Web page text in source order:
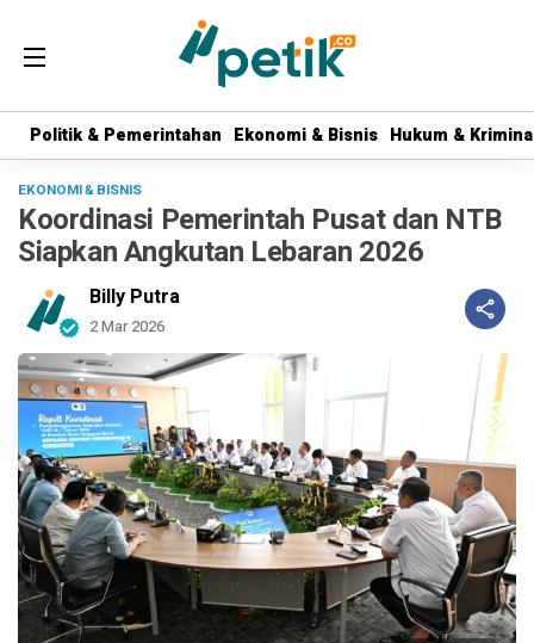
Politik & Pemerintahan Ekonomi & Bisnis Hukum &
Politik & Pemerintahan Ekonomi & Bisnis Hukum &
EKONOMI & BISNIS
Koordinasi Pemerintah Pusat dan NTB
Siapkan Angkutan Lebaran 2026
Billy Putra
2 Mar 2026